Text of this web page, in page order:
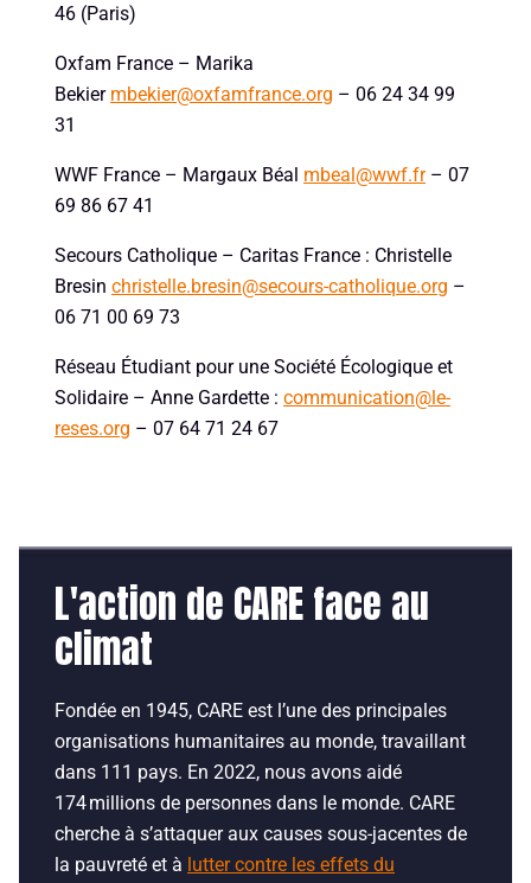
46 (Paris)
Oxfam France – Marika
Bekier mbekier@oxfamfrance.org – 06 24 34 99
31
WWF France – Margaux Béal mbeal@wwf.fr– 07
69 86 67 41
Secours Catholique – Caritas France : Christelle
Bresin christelle.bresin@secours-catholique.org –
06 71 00 69 73
Réseau Étudiant pour une Société Écologique et
Solidaire – Anne Gardette : communication@le-
reses.org – 07 64 71 24 67
L'action de CARE face au
climat
Fondée en 1945, CARE est l’une des principales
organisations humanitaires au monde, travaillant
dans 111 pays. En 2022, nous avons aidé
174 millions de personnes dans le monde. CARE
cherche à s’attaquer aux causes sous-jacentes de
la pauvreté et à lutter contre les effets du